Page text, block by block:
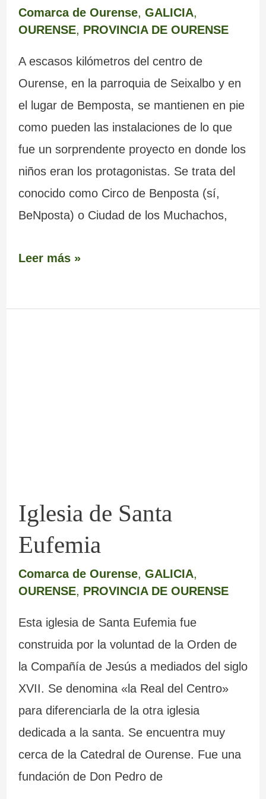
Comarca de Ourense, GALICIA,
OURENSE, PROVINCIA DE OURENSE
A escasos kilómetros del centro de
Ourense, en la parroquia de Seixalbo y en
el lugar de Bemposta, se mantienen en pie
como pueden las instalaciones de lo que
fue un sorprendente proyecto en donde los
niños eran los protagonistas. Se trata del
conocido como Circo de Benposta (sí,
BeNposta) o Ciudad de los Muchachos,
Leer más »
Iglesia de Santa
Eufemia
Comarca de Ourense, GALICIA,
OURENSE, PROVINCIA DE OURENSE
Esta iglesia de Santa Eufemia fue
construida por la voluntad de la Orden de
la Compañía de Jesús a mediados del siglo
XVII. Se denomina «la Real del Centro»
para diferenciarla de la otra iglesia
dedicada a la santa. Se encuentra muy
cerca de la Catedral de Ourense. Fue una
fundación de Don Pedro de